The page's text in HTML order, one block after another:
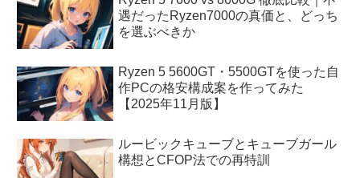
遇だったRyzen7000の真価と、どっち
を選ぶべきか
Ryzen 5 5600GT・5500GTを使った自
作PCの格安構成案を作ってみた
【2025年11月版】
ルービックキューブとキューブガール
構想とCFOP法での再特訓